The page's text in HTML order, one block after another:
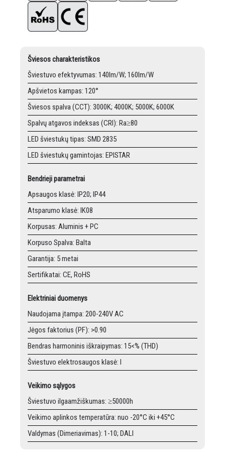
Šviesos charakteristikos
Šviestuvo efektyvumas: 140lm/W; 160lm/W
Apšvietos kampas: 120°
Šviesos spalva (CCT): 3000K; 4000K; 5000K; 6000K
Spalvų atgavos indeksas (CRI): Ra≥80
LED šviestukų tipas: SMD 2835
LED šviestukų gamintojas: EPISTAR
Bendrieji parametrai
Apsaugos klasė: IP20; IP44
Atsparumo klasė: IK08
Korpusas: Aluminis + PC
Korpuso Spalva: Balta
Garantija: 5 metai
Sertifikatai: CE, RoHS
Elektriniai duomenys
Naudojama įtampa: 200-240V AC
Jėgos faktorius (PF): >0.90
Bendras harmoninis iškraipymas: 15<% (THD)
Šviestuvo elektrosaugos klasė: I
Veikimo sąlygos
Šviestuvo ilgaamžiškumas: ≥50000h
Veikimo aplinkos temperatūra: nuo -20°C iki +45°C
Valdymas (Dimeriavimas): 1-10; DALI